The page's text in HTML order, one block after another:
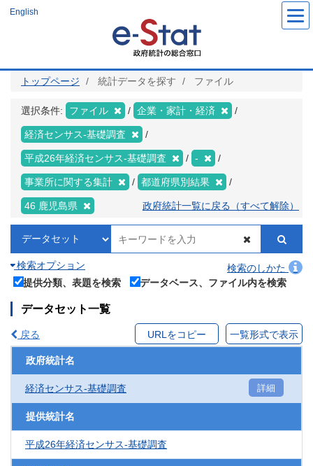
ツ
English
トップページ 統計データを探す ファイル
選択条件: ファイル 企業・家計・経済
経済センサス‐基礎調査
平成26年経済センサス‐基礎調査 -
事業所に関する集計 都道府県別結果
46 鹿児島県 政府統計一覧に戻る（すべて解除）
検索オプション
検索のしかた
提供分類、表題を検索
データベース、ファイル内を検索
データセット一覧
戻る URLをコピー 一覧形式で表示
政府統計名
経済センサス‐基礎調査 詳細
提供統計名
平成26年経済センサス‐基礎調査